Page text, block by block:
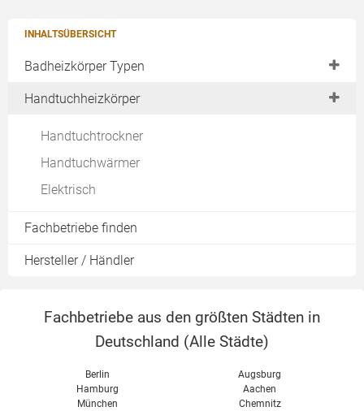
INHALTSÜBERSICHT
Badheizkörper Typen
Edelstahl
Handtuchheizkörper
Handtuchtrockner
Handtuchwärmer
Elektrisch
Fachbetriebe finden
Hersteller / Händler
Fachbetriebe aus den größten Städten in
Deutschland (Alle Städte)
Berlin
Hamburg
München
Augsburg
Aachen
Chemnitz